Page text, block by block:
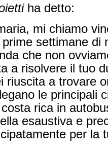
ha detto:
mi chiamo
settimane di
che non
a risolvere il tuo
riuscita a trovare
le principali
rica in
esaustiva e
per la